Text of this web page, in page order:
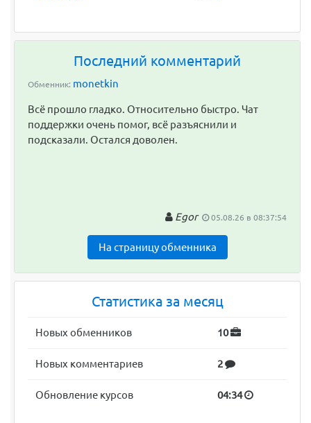
Последний комментарий
Обменник: monetkin
Всё прошло гладко. Относительно быстро. Чат
поддержки очень помог, всё разъяснили и
подсказали. Остался доволен.
Egor 05.08.26 в 08:37:54
На страницу обменника
Статистика за месяц
Новых обменников 10
Новых комментариев 2
Обновление курсов 04:34